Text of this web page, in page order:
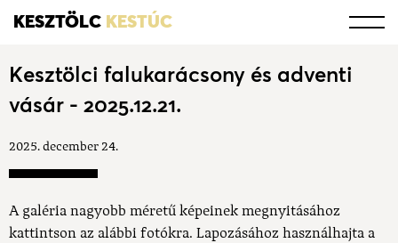
KESZTÖLC KESTÚC
Kesztölci falukarácsony és adventi
vásár - 2025.12.21.
2025. december 24.
A galéria nagyobb méretű képeinek megnyitásához
kattintson az alábbi fotókra. Lapozásához használhajta a